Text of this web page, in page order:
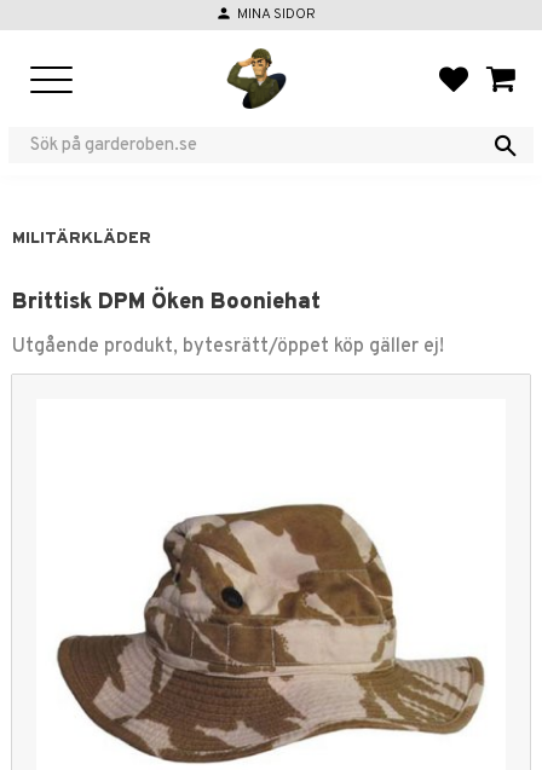
person MINA SIDOR
MILITÄRKLÄDER
Brittisk DPM Öken Booniehat
Utgående produkt, bytesrätt/öppet köp gäller ej!